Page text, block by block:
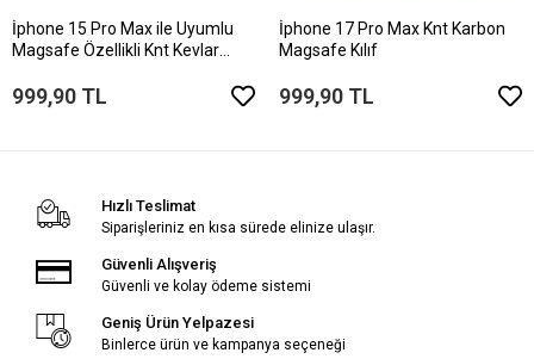
İphone 15 Pro Max ile Uyumlu
Magsafe Özellikli Knt Kevlar
999,90 TL
İphone 17 Pro Max Knt Karbon
Magsafe Kılıf
999,90 TL
Hızlı Teslimat
Siparişleriniz en kısa sürede elinize ulaşır.
Güvenli Alışveriş
Güvenli ve kolay ödeme sistemi
Geniş Ürün Yelpazesi
Binlerce ürün ve kampanya seçeneği